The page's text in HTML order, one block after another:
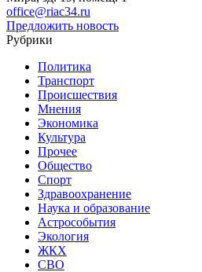
office@riac34.ru
Предложить новость
Рубрики
Политика
Транспорт
Происшествия
Мнения
Экономика
Культура
Прочее
Общество
Спорт
Здравоохранение
Наука и образование
Астрособытия
Экология
ЖКХ
СВО